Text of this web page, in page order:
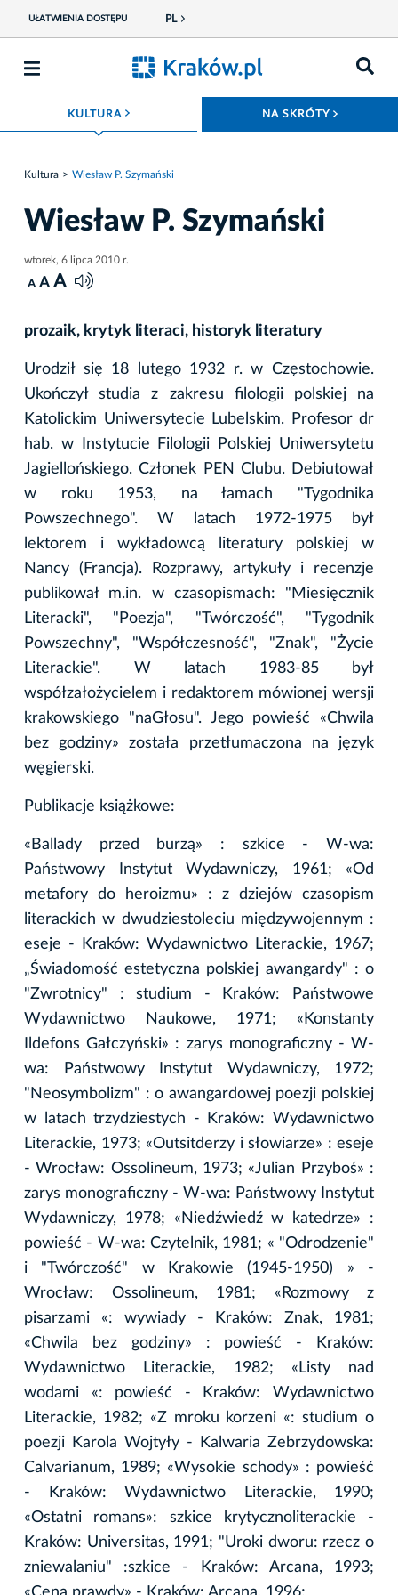
UŁATWIENIA DOSTĘPU PL
KULTURA ROZWIŃ MENU NA SKRÓTY
Kultura Wiesław P. Szymański
Wiesław P. Szymański
wtorek, 6 lipca 2010 r.
A A A
prozaik, krytyk literaci, historyk literatury
Urodził się 18 lutego 1932 r. w Częstochowie.
Ukończył studia z zakresu filologii polskiej na
Katolickim Uniwersytecie Lubelskim. Profesor dr
hab. w Instytucie Filologii Polskiej Uniwersytetu
Jagiellońskiego. Członek PEN Clubu. Debiutował
w roku 1953, na łamach "Tygodnika
Powszechnego". W latach 1972-1975 był
lektorem i wykładowcą literatury polskiej w
Nancy (Francja). Rozprawy, artykuły i recenzje
publikował m.in. w czasopismach: "Miesięcznik
Literacki", "Poezja", "Twórczość", "Tygodnik
Powszechny", "Współczesność", "Znak", "Życie
Literackie". W latach 1983-85 był
współzałożycielem i redaktorem mówionej wersji
krakowskiego "naGłosu". Jego powieść «Chwila
bez godziny» została przetłumaczona na język
węgierski.
Publikacje książkowe:
«Ballady przed burzą» : szkice - W-wa:
Państwowy Instytut Wydawniczy, 1961; «Od
metafory do heroizmu» : z dziejów czasopism
literackich w dwudziestoleciu międzywojennym :
eseje - Kraków: Wydawnictwo Literackie, 1967;
„Świadomość estetyczna polskiej awangardy" : o
"Zwrotnicy" : studium - Kraków: Państwowe
Wydawnictwo Naukowe, 1971; «Konstanty
Ildefons Gałczyński» : zarys monograficzny - W-
wa: Państwowy Instytut Wydawniczy, 1972;
"Neosymbolizm" : o awangardowej poezji polskiej
w latach trzydziestych - Kraków: Wydawnictwo
Literackie, 1973; «Outsitderzy i słowiarze» : eseje
- Wrocław: Ossolineum, 1973; «Julian Przyboś» :
zarys monograficzny - W-wa: Państwowy Instytut
Wydawniczy, 1978; «Niedźwiedź w katedrze» :
powieść - W-wa: Czytelnik, 1981; « "Odrodzenie"
i "Twórczość" w Krakowie (1945-1950) » -
Wrocław: Ossolineum, 1981; «Rozmowy z
pisarzami «: wywiady - Kraków: Znak, 1981;
«Chwila bez godziny» : powieść - Kraków:
Wydawnictwo Literackie, 1982; «Listy nad
wodami «: powieść - Kraków: Wydawnictwo
Literackie, 1982; «Z mroku korzeni «: studium o
poezji Karola Wojtyły - Kalwaria Zebrzydowska:
Calvarianum, 1989; «Wysokie schody» : powieść
- Kraków: Wydawnictwo Literackie, 1990;
«Ostatni romans»: szkice krytycznoliterackie -
Kraków: Universitas, 1991; "Uroki dworu: rzecz o
zniewalaniu" :szkice - Kraków: Arcana, 1993;